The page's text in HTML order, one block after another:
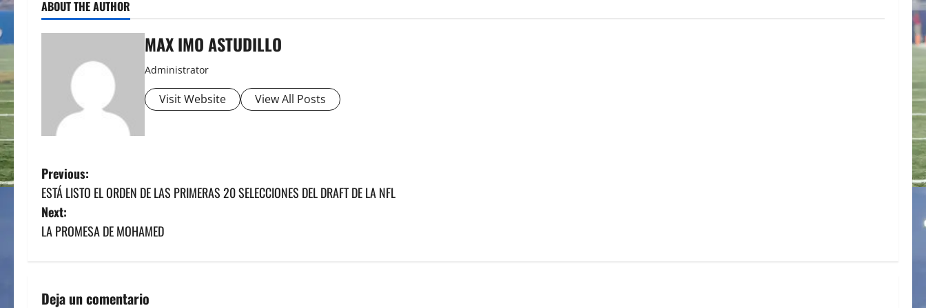
ABOUT THE AUTHOR
MAX IMO ASTUDILLO
Administrator
Visit Website View All Posts
P
o
s
n
Previous:
ESTÁ LISTO EL ORDEN DE LAS PRIMERAS 20 SELECCIONES DEL DRAFT DE LA NFL
Next:
LA PROMESA DE MOHAMED
Deja un comentario